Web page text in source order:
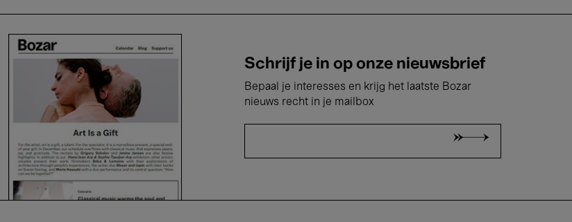
Schrijf je in op onze nieuwsbrief
Bepaal je interesses en krijg het laatste Bozar
nieuws recht in je mailbox